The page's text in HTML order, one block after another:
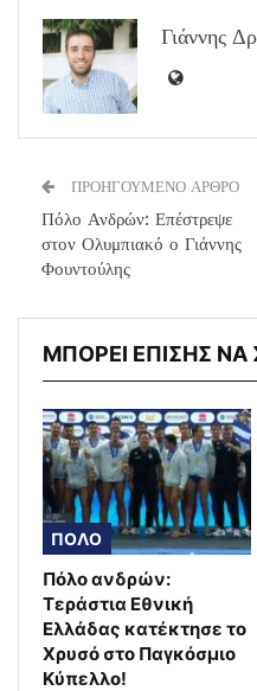
Γιάννης
ΠΡΟΗΓΟΥΜΕΝΟ ΑΡΘΡΟ
Πόλο Ανδρών: Επέστρεψε
στον Ολυμπιακό ο Γιάννης
Φουντούλης
ΜΠΟΡΕΙ ΕΠΙΣΗΣ ΝΑ
ΠΟΛΟ
Πόλο ανδρών:
Τεράστια Εθνική
Ελλάδας κατέκτησε το
Χρυσό στο Παγκόσμιο
Κύπελλο!